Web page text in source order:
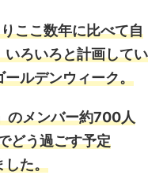
ここ数年に比べて自
ろいろと計画してい
ルデンウィーク。
のメンバー約700人
どう過ごす予定
した。